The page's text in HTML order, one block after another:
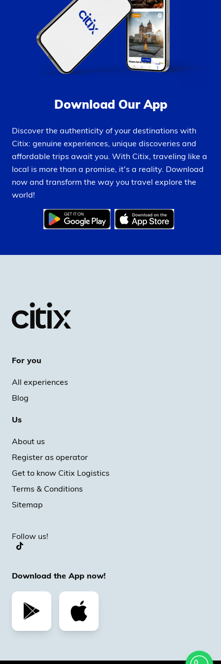
Download Our App
Discover the authenticity of your destinations with
Citix: genuine experiences, unique discoveries and
affordable trips await you. With Citix, traveling like a
local is more than a promise, it's a reality. Download
now and transform the way you travel explore the
world!
For you
All experiences
Blog
Us
About us
Register as operator
Get to know Citix Logistics
Terms & Conditions
Sitemap
Follow us!
Download the App now!